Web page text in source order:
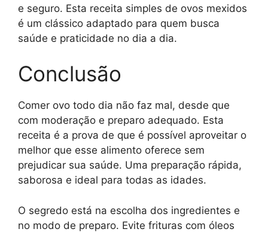
e seguro. Esta receita simples de ovos mexidos
é um clássico adaptado para quem busca
saúde e praticidade no dia a dia.
Conclusão
Comer ovo todo dia não faz mal, desde que
com moderação e preparo adequado. Esta
receita é a prova de que é possível aproveitar o
melhor que esse alimento oferece sem
prejudicar sua saúde. Uma preparação rápida,
saborosa e ideal para todas as idades.
O segredo está na escolha dos ingredientes e
no modo de preparo. Evite frituras com óleos